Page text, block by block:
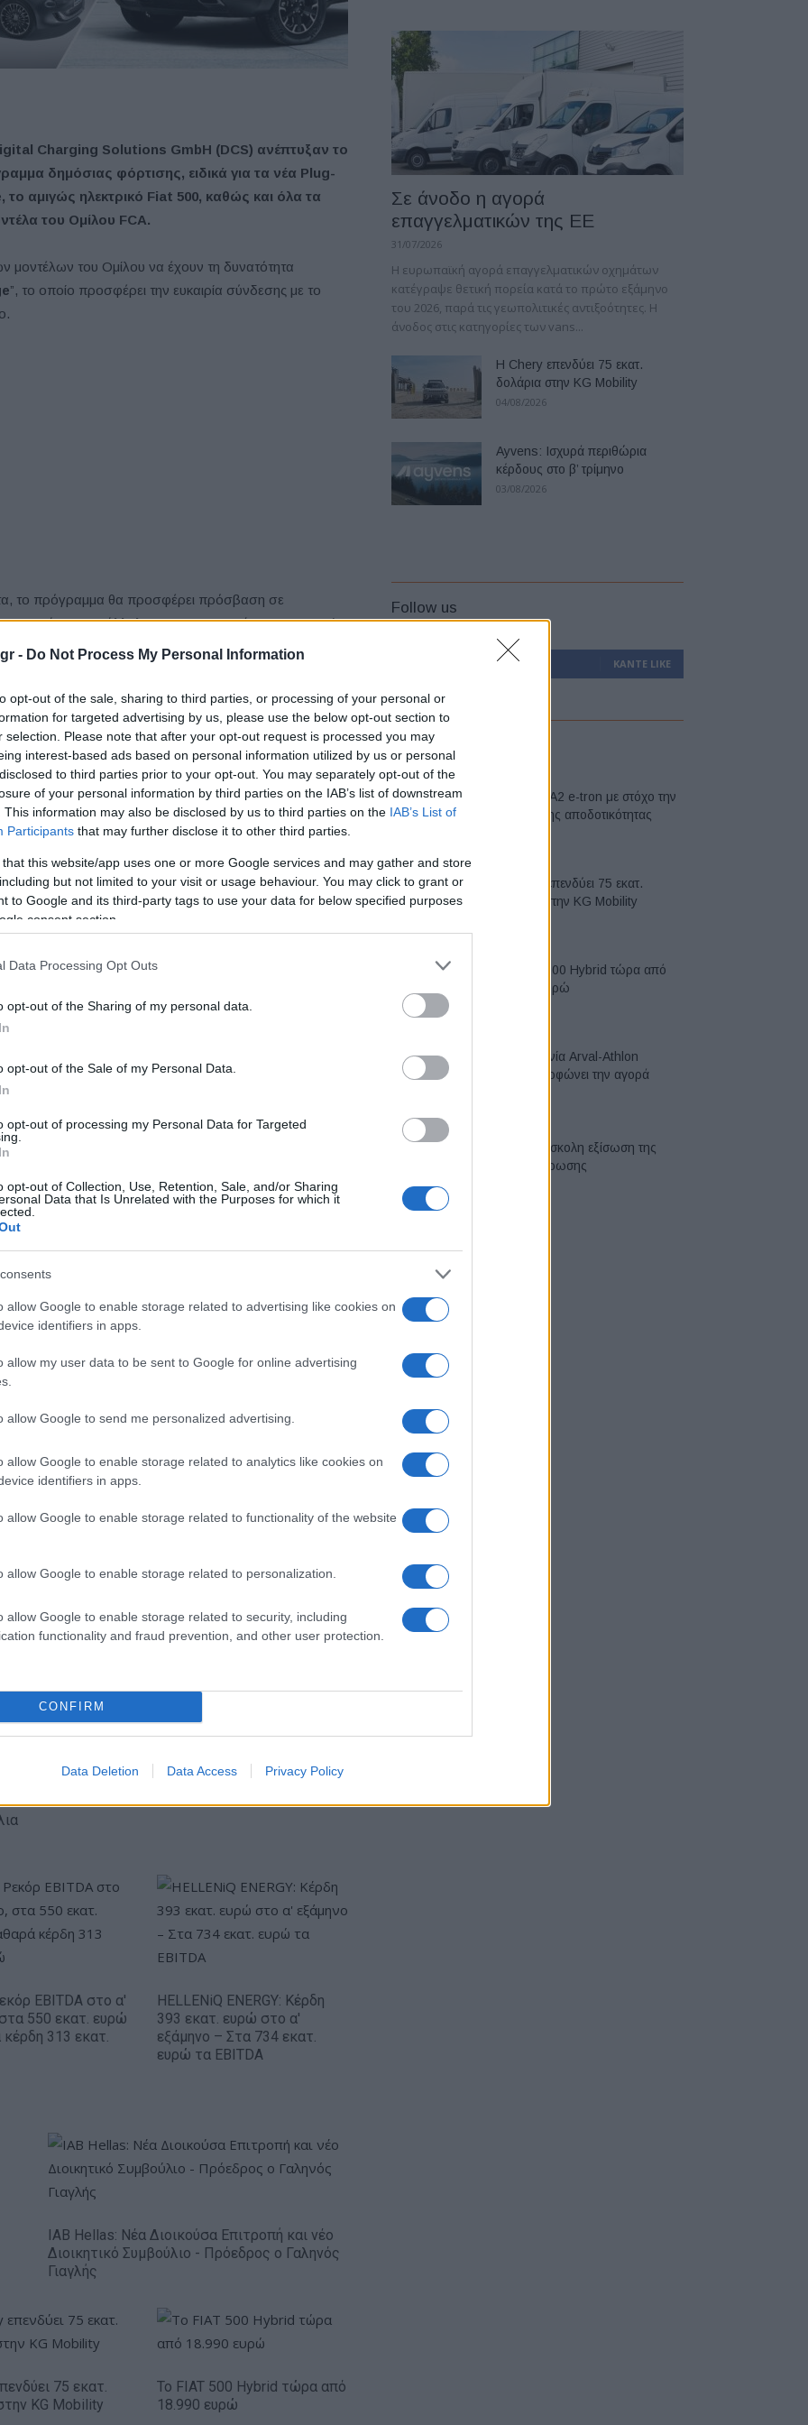
- Do Not Process My Personal Information
opt-out of the sale, sharing to third parties, or processing of your personal or
for targeted advertising by us, please use the below opt-out section to
selection. Please note that after your opt-out request is processed you may
interest-based ads based on personal information utilized by us or personal
to third parties prior to your opt-out. You may separately opt-out of the
of your personal information by third parties on the IAB’s list of downstream
This information may also be disclosed by us to third parties on the IAB’s List of
Participants that may further disclose it to other third parties.
that this website/app uses one or more Google services and may gather and store
but not limited to your visit or usage behaviour. You may click to grant or
to Google and its third-party tags to use your data for below specified purposes
consent section.
Data Processing Opt Outs
opt-out of the Sharing of my personal data.
opt-out of the Sale of my Personal Data.
opt-out of processing my Personal Data for Targeted
opt-out of Collection, Use, Retention, Sale, and/or Sharing
Data that Is Unrelated with the Purposes for which it
allow Google to enable storage related to advertising like cookies on
identifiers in apps.
allow my user data to be sent to Google for online advertising
allow Google to send me personalized advertising.
allow Google to enable storage related to analytics like cookies on
identifiers in apps.
allow Google to enable storage related to functionality of the website
allow Google to enable storage related to personalization.
allow Google to enable storage related to security, including
functionality and fraud prevention, and other user protection.
CONFIRM
Data Deletion Data Access Privacy Policy
Charging Solutions GmbH (DCS) ανέπτυξαν το
δημόσιας φόρτισης, ειδικά για τα νέα Plug-
, το αμιγώς ηλεκτρικό Fiat 500, καθώς και όλα τα
του Ομίλου FCA.
μοντέλων του Ομίλου να έχουν τη δυνατότητα
”, το οποίο προσφέρει την ευκαιρία σύνδεσης με το
το πρόγραμμα θα προσφέρει πρόσβαση σε
Ευρώπη. Παράλληλα με την εγγραφή στην υπηρεσία
“My Easy Charge” που θα παρέχει πληροφορίες,
διαδρομών και βέβαια ενεργοποίηση-χρήση του
έτσι οι χρήστες του “My Easy Charge” θα έχουν ένα
του οχήματος τους.
την εφαρμογή μιας εξελιγμένης λύσης φόρτισης. Για
μια πιο άνετη και εύκολη χρήση της ηλεκτροκίνησης.
τη συνεργασία μας με τον Όμιλο FCA”.
έχει σαν στόχο την προώθηση της εναλλακτικής
ένα “οικοσύστημα” σχεδιασμένο σύμφωνα με τις
ηλεκτρικών και εξηλεκτρισμένων αυτοκινήτων να
σε μια σειρά συμφωνιών στις οποίες ήδη έχουμε
προσιτή τη χρήση των ηλεκτρικών και
άνθρωποι να επιλέγουν τα ηλεκτρικά
άνετη εμπειρία χρήσης σε όλα τα επίπεδα, χωρίς
το πλαίσιο η FCA αποφάσισε να συνεργαστεί με την
της εναλλακτικής αυτοκίνησης. Με την υπηρεσία
άνετη εμπειρία σε όσους επιλέξουν κάποιο από τα
EBITDA στο α'
550 εκατ. ευρώ
313 εκατ.
HELLENiQ ENERGY: Κέρδη
393 εκατ. ευρώ στο α'
εξάμηνο – Στα 734 εκατ.
ευρώ τα EBITDA
IAB Hellas: Νέα Διοικούσα Επιτροπή και νέο
Διοικητικό Συμβούλιο - Πρόεδρος ο Γαληνός
Γιαγλής
75 εκατ.
KG Mobility
Το FIAT 500 Hybrid τώρα από
18.990 ευρώ
Σε άνοδο η αγορά
επαγγελματικών της ΕΕ
31/07/2026
Η ευρωπαϊκή αγορά επαγγελματικών οχημάτων
κατέγραψε θετική πορεία κατά το πρώτο εξάμηνο
του 2026, παρά τις γεωπολιτικές αντιξοότητες. Η
άνοδος στις κατηγορίες των vans...
Η Chery επενδύει 75 εκατ.
δολάρια στην KG Mobility
04/08/2026
Ayvens: Iσχυρά περιθώρια
κέρδους στο β’ τρίμηνο
03/08/2026
Follow us
Υποστηρικτές ΚΆΝΤΕ LIKE
Latest
Νέο Audi A2 e-tron με στόχο την
κορυφή της αποδοτικότητας
Η Chery επενδύει 75 εκατ.
δολάρια στην KG Mobility
Το FIAT 500 Hybrid τώρα από
18.990 ευρώ
Η συμφωνία Arval-Athlon
αναδιαμορφώνει την αγορά
VW: Η δύσκολη εξίσωση της
αναδιάρθρωσης